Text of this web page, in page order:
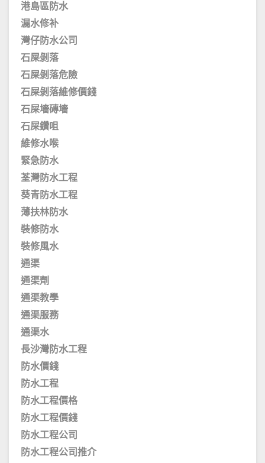
港島區防水
漏水修补
灣仔防水公司
石屎剝落
石屎剝落危險
石屎剝落維修價錢
石屎墻磚墻
石屎鑽咀
維修水喉
緊急防水
荃灣防水工程
葵青防水工程
薄扶林防水
裝修防水
裝修風水
通渠
通渠劑
通渠教學
通渠服務
通渠水
長沙灣防水工程
防水價錢
防水工程
防水工程價格
防水工程價錢
防水工程公司
防水工程公司推介